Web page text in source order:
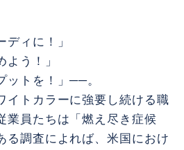
ディに！」
よう！」
ットを！」──。
イトカラーに強要し続ける職
業員たちは「燃え尽き症候
る調査によれば、米国におけ